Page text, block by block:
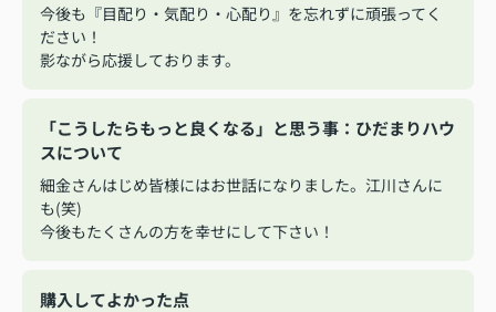
今後も『目配り・気配り・心配り』を忘れずに頑張ってく
ださい！
影ながら応援しております。
「こうしたらもっと良くなる」と思う事：ひだまりハウ
スについて
細金さんはじめ皆様にはお世話になりました。江川さんに
も(笑)
今後もたくさんの方を幸せにして下さい！
購入してよかった点